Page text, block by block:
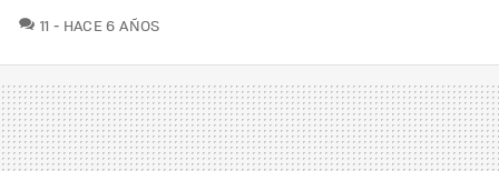
11 COMENTARIOS
HACE 6 AÑOS